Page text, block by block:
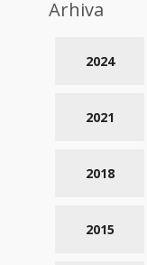
Arhiva
2024
2021
2018
2015